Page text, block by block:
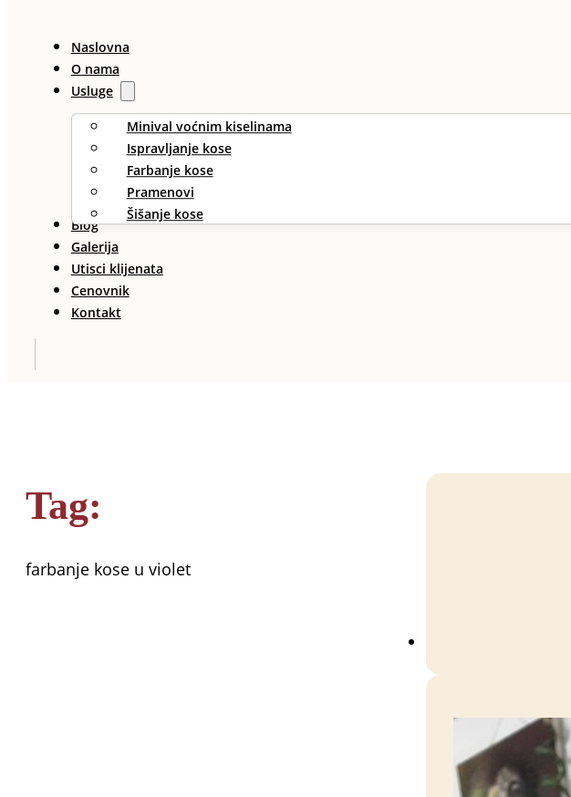
Naslovna
O nama
Usluge
Minival voćnim kiselinama
Ispravljanje kose
Farbanje kose
Pramenovi
Šišanje kose
Blog
Galerija
Utisci klijenata
Cenovnik
Kontakt
Tag:
farbanje kose u violet